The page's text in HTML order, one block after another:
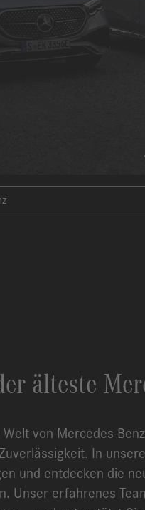
älteste
von Mercedes-
In
und entdecken die
Unser erfahrenes